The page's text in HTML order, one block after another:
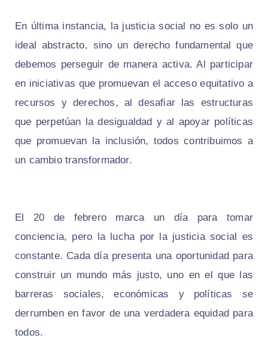
En última instancia, la justicia social no es solo un
ideal abstracto, sino un derecho fundamental que
debemos perseguir de manera activa. Al participar
en iniciativas que promuevan el acceso equitativo a
recursos y derechos, al desafiar las estructuras
que perpetúan la desigualdad y al apoyar políticas
que promuevan la inclusión, todos contribuimos a
un cambio transformador.
El 20 de febrero marca un día para tomar
conciencia, pero la lucha por la justicia social es
constante. Cada día presenta una oportunidad para
construir un mundo más justo, uno en el que las
barreras sociales, económicas y políticas se
derrumben en favor de una verdadera equidad para
todos.